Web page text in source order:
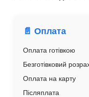
📄 Оплата
Оплата готівкою
Безготівковий
Оплата на карту
Післяплата